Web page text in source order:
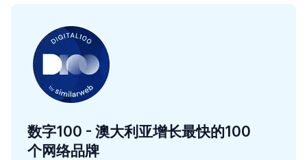
数字100 - 澳大利亚增长最快的100
个网络品牌